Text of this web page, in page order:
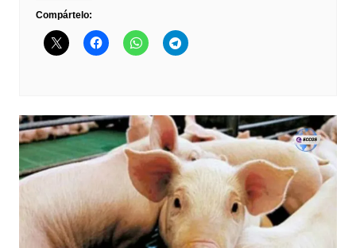
Compártelo: